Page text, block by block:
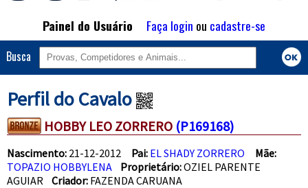
Painel do Usuário Faça login ou cadastre-se
Busca
Perfil do Cavalo
HOBBY LEO ZORRERO (P169168)
Nascimento: 21-12-2012 Pai: EL SHADY ZORRERO
Mãe:
TOPAZIO HOBBYLENA
Proprietário:OZIEL PARENTE
AGUIAR Criador: FAZENDA CARUANA